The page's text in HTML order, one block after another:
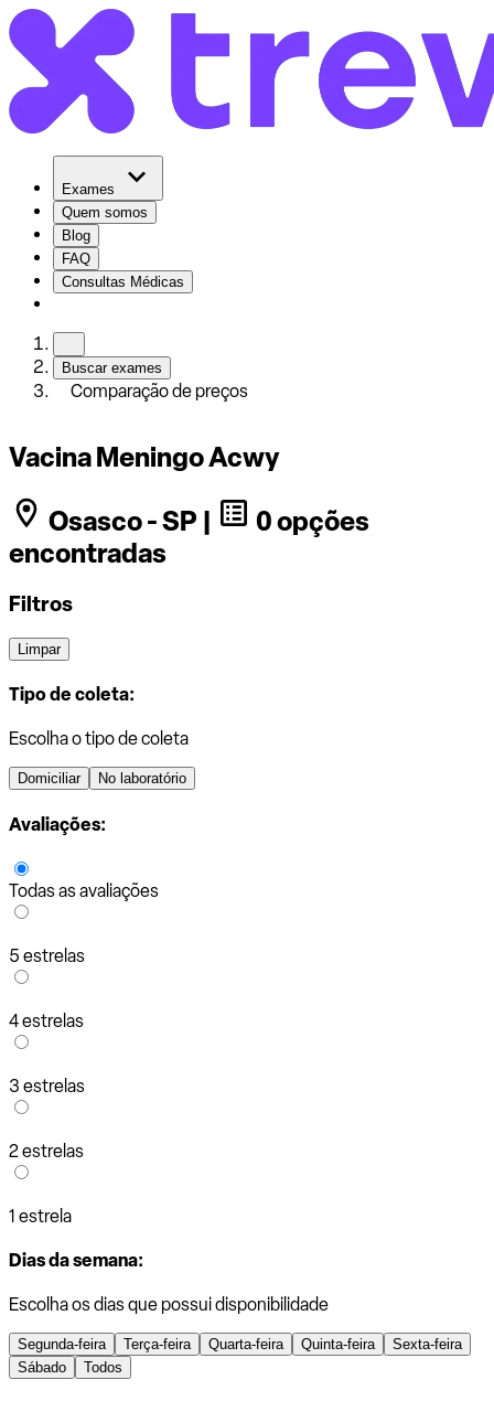
Exames
Quem somos
Blog
FAQ
Consultas Médicas
Buscar exames
Comparação de preços
Vacina Meningo Acwy
Osasco - SP |
0 opções
encontradas
Filtros
Limpar
Tipo de coleta:
Escolha o tipo de coleta
Domiciliar No laboratório
Avaliações:
Todas as avaliações
5 estrelas
4 estrelas
3 estrelas
2 estrelas
1 estrela
Dias da semana:
Escolha os dias que possui disponibilidade
Segunda-feira Terça-feira Quarta-feira Quinta-feira
Sexta-feira
Sábado
Todos